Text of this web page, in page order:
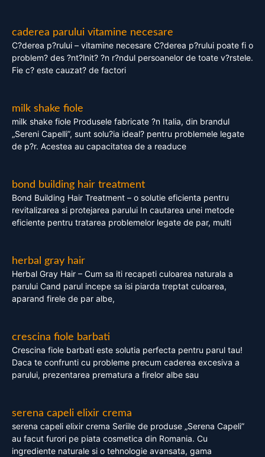
caderea parului vitamine necesare
C?derea p?rului – vitamine necesare C?derea p?rului poate fi o
problem? des ?nt?lnit? ?n r?ndul persoanelor de toate v?rstele.
Fie c? este cauzat? de factori
milk shake fiole
milk shake fiole Produsele fabricate ?n Italia, din brandul
„Sereni Capelli”, sunt solu?ia ideal? pentru problemele legate
de p?r. Acestea au capacitatea de a readuce
bond building hair treatment
Bond Building Hair Treatment – o solutie eficienta pentru
revitalizarea si protejarea parului In cautarea unei metode
eficiente pentru tratarea problemelor legate de par, multi
herbal gray hair
Herbal Gray Hair – Cum sa iti recapeti culoarea naturala a
parului Cand parul incepe sa isi piarda treptat culoarea,
aparand firele de par albe,
crescina fiole barbati
Crescina fiole barbati este solutia perfecta pentru parul tau!
Daca te confrunti cu probleme precum caderea excesiva a
parului, prezentarea prematura a firelor albe sau
serena capeli elixir crema
serena capeli elixir crema Seriile de produse „Serena Capeli”
au facut furori pe piata cosmetica din Romania. Cu
ingrediente naturale si o tehnologie avansata, gama